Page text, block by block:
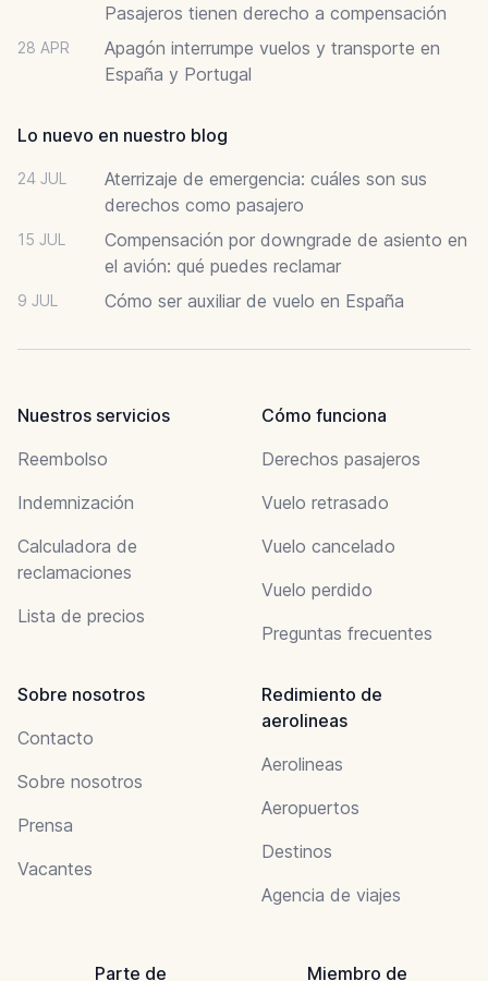
Pasajeros tienen derecho a compensación
28 APR
Apagón interrumpe vuelos y transporte en
España y Portugal
Lo nuevo en nuestro blog
24 JUL
Aterrizaje de emergencia: cuáles son sus
derechos como pasajero
15 JUL
Compensación por downgrade de asiento en
el avión: qué puedes reclamar
9 JUL Cómo ser auxiliar de vuelo en España
Nuestros servicios
Reembolso
Indemnización
Calculadora de
reclamaciones
Lista de precios
Cómo funciona
Derechos pasajeros
Vuelo retrasado
Vuelo cancelado
Vuelo perdido
Preguntas frecuentes
Sobre nosotros
Contacto
Sobre nosotros
Prensa
Vacantes
Redimiento de
aerolineas
Aerolineas
Aeropuertos
Destinos
Agencia de viajes
Parte de Miembro de